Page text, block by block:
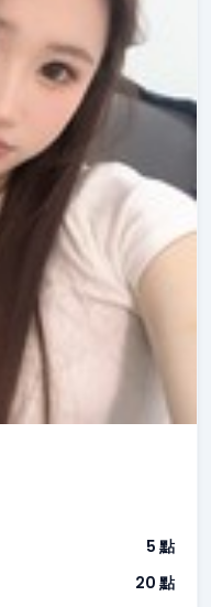
5 點
20 點